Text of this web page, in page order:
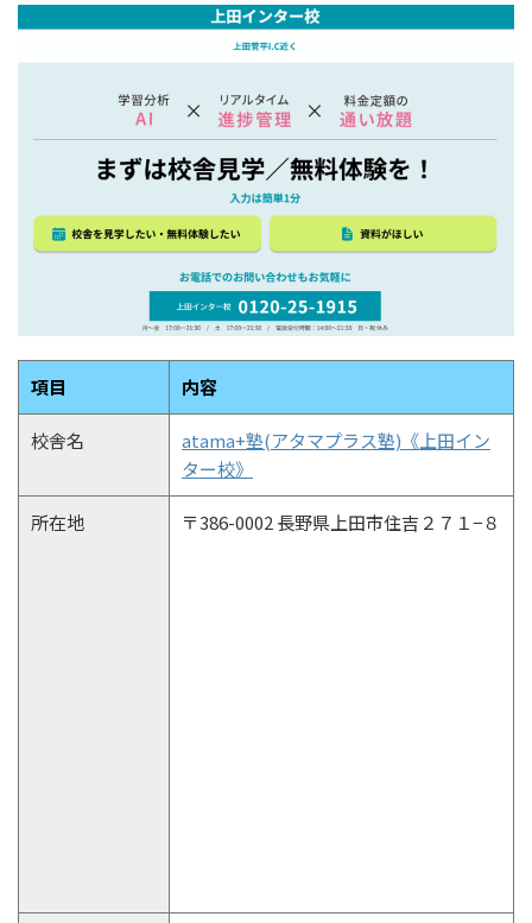
項目 内容
校舎名
atama+塾(アタマプラス塾)《上田イン
ター校》
所在地 〒386-0002 長野県上田市住吉２７１−８